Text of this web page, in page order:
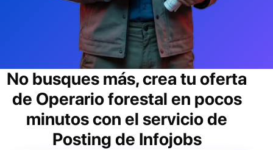
No busques más, crea tu oferta
de Operario forestal en pocos
minutos con el servicio de
Posting de Infojobs